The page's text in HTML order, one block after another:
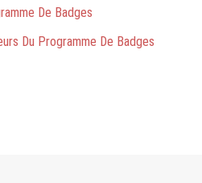
De Badges
Du Programme De Badges